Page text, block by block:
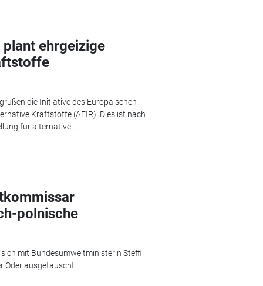
plant ehrgeizige
die Initiative des Europäischen
Kraftstoffe (AFIR). Dies ist nach
für alternative...
polnische
mit Bundesumweltministerin Steffi
Oder ausgetauscht.